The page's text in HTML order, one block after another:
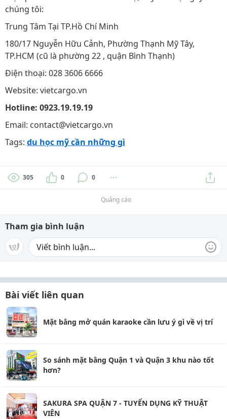
chúng tôi:
Trung Tâm Tại TP.Hồ Chí Minh
180/17 Nguyễn Hữu Cảnh, Phường Thạnh Mỹ Tây,
TP.HCM (cũ là phường 22 , quận Bình Thạnh)
Điện thoại: 028 3606 6666
Website: vietcargo.vn
Hotline: 0923.19.19.19
Email: contact@vietcargo.vn
Tags: du học mỹ cần những gì
305 0 0
Quảng cáo
Tham gia bình luận
Bài viết liên quan
Mặt bằng mở quán karaoke cần lưu ý gì về vị trí
So sánh mặt bằng Quận 1 và Quận 3 khu nào tốt
hơn?
SAKURA SPA QUẬN 7 - TUYỂN DỤNG KỸ THUẬT
VIÊN